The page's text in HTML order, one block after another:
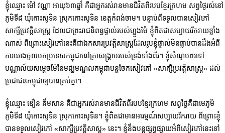
ខ្ញុំឈ្មោះ ម៉ៅ វណ្ណា អាយុ៦៣ឆ្នាំ គឺជាអ្នករស់រានមានជីវិតពីរបបខ្មែរក្រហម សព្វថ្ងៃរស់នៅ
ភូមិទី៨ ឃុំកោះសូទិន ស្រុកកោះសូទិន ខេត្តកំពង់ចាម។ បន្ទាប់ពីទទួលបានសៀវភៅ
សាក្សីប្រវត្តិសាស្រ្ត ដែលជាព្រះរាជនិពន្ធផ្ទាល់របស់ហ្លួងម៉ែ ខ្ញុំពិតជាសប្បាយរីករាយខ្លាំង
ណាស់ ពីព្រោះសៀវភៅនេះគឺជាឯកសារប្រវត្តិសាស្ត្រដែលរូបខ្ញុំផ្ទាល់មិនធ្លាប់បានដឹងអំពី
ការយាងចូលមកប្រទេសកម្ពុជានៅគ្រាសង្រ្គាមរបស់ទ្រង់ទាំងពីរ។ ខ្ញុំសំណូមពរទៅ
បណ្ណាល័យសម្ដេចម៉ែនៃមជ្ឃមណ្ឌលកម្ពុជាបន្តចែកសៀវភៅ «សាក្សីប្រវត្តិសាស្ត្រ» ដល់
ប្រជាជនកម្ពុជាឲ្យបានគ្រប់គ្នា។
ខ្ញុំឈ្មោះ ឌឿន គឹមសាន គឺជាអ្នករស់រានមានជីវិតពីរបបខ្មែរក្រហម សព្វថ្ងៃគឺជាមេភូមិ
ភូមិទី៨ ឃុំកោះសូទិន ស្រុកកោះសូទិន។ ខ្ញុំពិតជាមានអារម្មណ៍សប្បាយរីករាយ ពីព្រោះខ្ញុំ
បានទទួលសៀវភៅ «សាក្សីប្រវត្តិសាស្ត» នេះ។ ខ្ញុំនឹងបន្តផ្សព្វផ្សាយអំពីសៀវភៅនេះទៅ